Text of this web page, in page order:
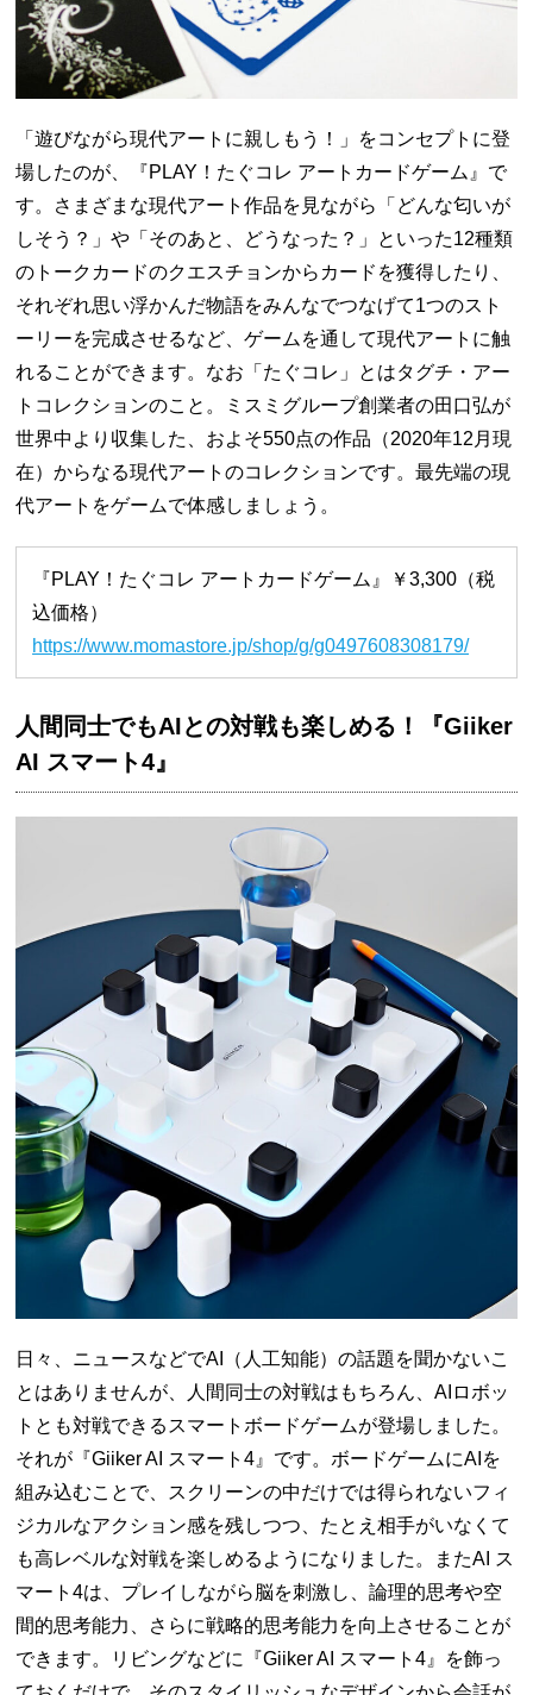
「遊びながら現代アートに親しもう！」をコンセプトに登
場したのが、『PLAY！たぐコレ アートカードゲーム』で
す。さまざまな現代アート作品を見ながら「どんな匂いが
しそう？」や「そのあと、どうなった？」といった12種類
のトークカードのクエスチョンからカードを獲得したり、
それぞれ思い浮かんだ物語をみんなでつなげて1つのスト
ーリーを完成させるなど、ゲームを通して現代アートに触
れることができます。なお「たぐコレ」とはタグチ・アー
トコレクションのこと。ミスミグループ創業者の田口弘が
世界中より収集した、およそ550点の作品（2020年12月現
在）からなる現代アートのコレクションです。最先端の現
代アートをゲームで体感しましょう。
『PLAY！たぐコレ アートカードゲーム』￥3,300（税
込価格）
https://www.momastore.jp/shop/g/g0497608308179/
人間同士でもAIとの対戦も楽しめる！『Giiker
AI スマート4』
日々、ニュースなどでAI（人工知能）の話題を聞かないこ
とはありませんが、人間同士の対戦はもちろん、AIロボッ
トとも対戦できるスマートボードゲームが登場しました。
それが『Giiker AI スマート4』です。ボードゲームにAIを
組み込むことで、スクリーンの中だけでは得られないフィ
ジカルなアクション感を残しつつ、たとえ相手がいなくて
も高レベルな対戦を楽しめるようになりました。またAI ス
マート4は、プレイしながら脳を刺激し、論理的思考や空
間的思考能力、さらに戦略的思考能力を向上させることが
できます。リビングなどに『Giiker AI スマート4』を飾っ